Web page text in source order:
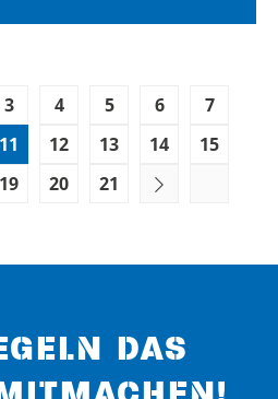
3 4 5 6
7
11 12 13 14
15
19 20 21
DAS